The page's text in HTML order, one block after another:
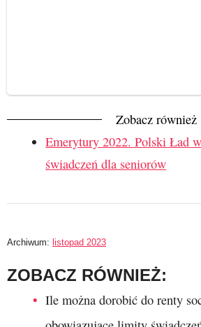
Zobacz również
Emerytury 2022. Polski Ład
świadczeń dla seniorów
Archiwum: listopad 2023
ZOBACZ RÓWNIEŻ:
Ile można dorobić do renty